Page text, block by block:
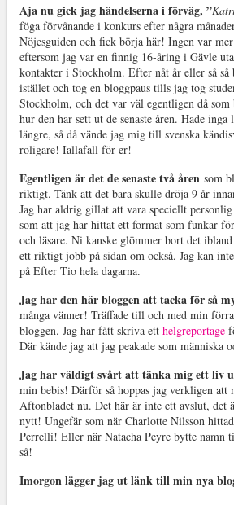
Aja nu gick jag händelserna i förväg, ”
föga förvånande i konkurs efter några
Nöjesguiden och fick börja här! Ingen var
eftersom jag var en finnig 16-åring i Gävle
kontakter i Stockholm. Efter nåt år eller så
istället och tog en bloggpaus tills jag tog
Stockholm, och det var väl egentligen då
hur den har sett ut de senaste åren. Hade
längre, så då vände jag mig till svenska
roligare! Iallafall för er!
Egentligen är det de senaste två åren som
riktigt. Tänk att det bara skulle dröja 9 år
Jag har aldrig gillat att vara speciellt
som att jag har hittat ett format som funkar
och läsare. Ni kanske glömmer bort det
ett riktigt jobb på sidan om också. Jag kan
på Efter Tio hela dagarna.
Jag har den här bloggen att tacka för så
många vänner! Träffade till och med min
bloggen. Jag har fått skriva ett helgreportage
Där kände jag att jag peakade som människa
Jag har väldigt svårt att tänka mig ett liv
min bebis! Därför så hoppas jag verkligen
Aftonbladet nu. Det här är inte ett avslut, det
nytt! Ungefär som när Charlotte Nilsson
Perrelli! Eller när Natacha Peyre bytte namn
så!
Imorgon lägger jag ut länk till min nya